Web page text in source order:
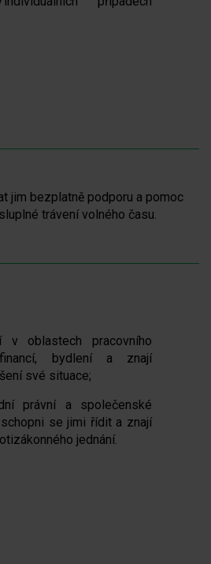
jim bezplatně podporu a pomoc
trávení volného času.
v oblastech pracovního
financí, bydlení a znají
své situace;
právní a společenské
schopni se jimi řídit a znají
jednání.